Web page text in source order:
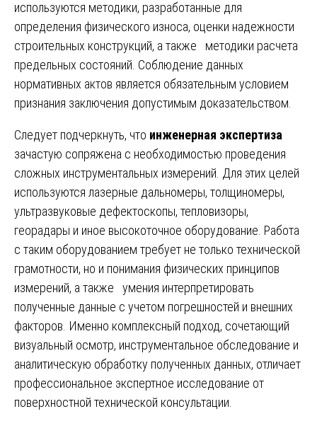
используются методики, разработанные для
определения физического износа, оценки надежности
строительных конструкций, а также методики расчета
предельных состояний. Соблюдение данных
нормативных актов является обязательным условием
признания заключения допустимым доказательством.
Следует подчеркнуть, что инженерная экспертиза
зачастую сопряжена с необходимостью проведения
сложных инструментальных измерений. Для этих целей
используются лазерные дальномеры, толщиномеры,
ультразвуковые дефектоскопы, тепловизоры,
георадары и иное высокоточное оборудование. Работа
с таким оборудованием требует не только технической
грамотности, но и понимания физических принципов
измерений, а также умения интерпретировать
полученные данные с учетом погрешностей и внешних
факторов. Именно комплексный подход, сочетающий
визуальный осмотр, инструментальное обследование и
аналитическую обработку полученных данных, отличает
профессиональное экспертное исследование от
поверхностной технической консультации.